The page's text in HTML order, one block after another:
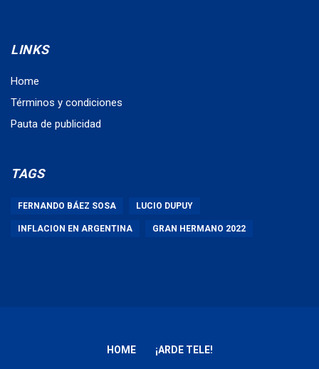
LINKS
Home
Términos y condiciones
Pauta de publicidad
TAGS
FERNANDO BÁEZ SOSA LUCIO DUPUY
INFLACION EN ARGENTINA GRAN HERMANO 2022
HOME ¡ARDE TELE!